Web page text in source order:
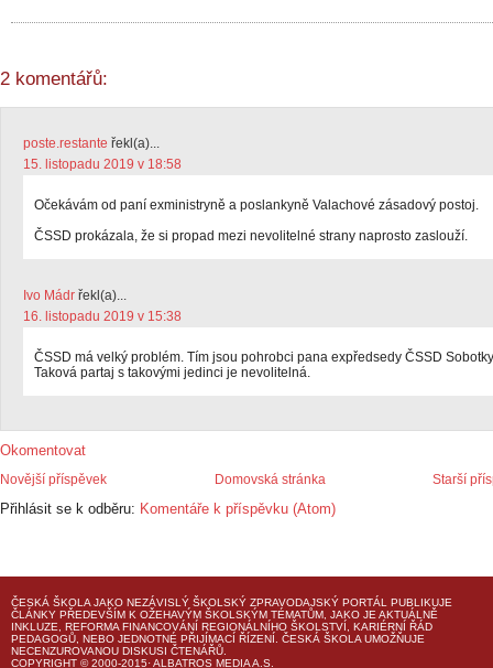
2 komentářů:
poste.restante řekl(a)...
15. listopadu 2019 v 18:58
Očekávám od paní exministryně a poslankyně Valachové zásadový postoj.
ČSSD prokázala, že si propad mezi nevolitelné strany naprosto zaslouží.
Ivo Mádr řekl(a)...
16. listopadu 2019 v 15:38
ČSSD má velký problém. Tím jsou pohrobci pana expředsedy ČSSD
Taková partaj s takovými jedinci je nevolitelná.
Okomentovat
Novější příspěvek Starší
Domovská stránka
Přihlásit se k odběru: Komentáře k příspěvku (Atom)
ČESKÁ ŠKOLA JAKO NEZÁVISLÝ ŠKOLSKÝ ZPRAVODAJSKÝ PORTÁL PUBLIKUJE
ČLÁNKY PŘEDEVŠÍM K OŽEHAVÝM ŠKOLSKÝM TÉMATŮM, JAKO JE AKTUÁLNĚ
INKLUZE, REFORMA FINANCOVÁNÍ REGIONÁLNÍHO ŠKOLSTVÍ, KARIÉRNÍ ŘÁD
PEDAGOGŮ, NEBO JEDNOTNÉ PŘIJÍMACÍ ŘÍZENÍ. ČESKÁ ŠKOLA UMOŽŇUJE
NECENZUROVANOU DISKUSI ČTENÁŘŮ.
COPYRIGHT © 2000-2015· ALBATROS MEDIA A.S.